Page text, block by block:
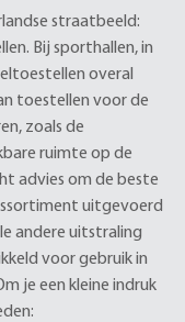
straatbeeld:
Bij sporthallen, in
overal
toestellen voor de
zoals de
ruimte op de
advies om de beste
uitgevoerd
andere uitstraling
voor gebruik in
je een kleine indruk